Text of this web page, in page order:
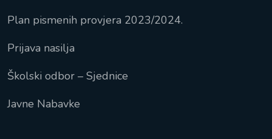
Plan pismenih provjera 2023/2024.
Prijava nasilja
Školski odbor – Sjednice
Javne Nabavke